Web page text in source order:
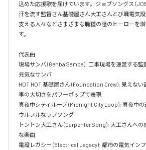
込めた応援歌を届けています。ジョブソングス（
汗を流す監督さん基礎屋さん大工さんとび職電気
支える人々などさまざまな職種の陰のヒーローを
す。
代表曲
現場サンバ (Genba Samba): 工事現場を運営する
元気なサンバ
HOT HOT 基礎屋さん (Foundation Crew): 見えな
事の大切さをパワーポップで表現
真夜中シティループ (Midnight City Loop): 真夜中
ウルフルなラブソング
トントン大工さん (Carpenter Song): 大工さんへ
な楽曲
電設レガシー (Electrical Legacy): 都市の電気イン